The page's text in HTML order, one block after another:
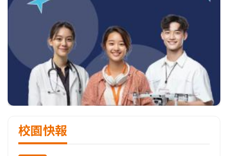
校園快報